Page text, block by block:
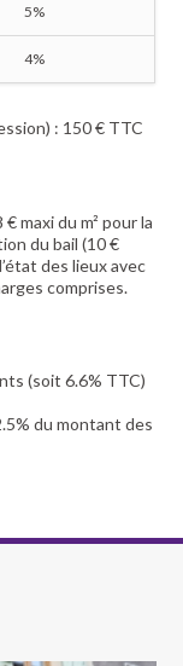
5%
4%
: 150 € TTC
€ maxi du m² pour la
du bail (10 €
des lieux avec
comprises.
(soit 6.6% TTC)
du montant des